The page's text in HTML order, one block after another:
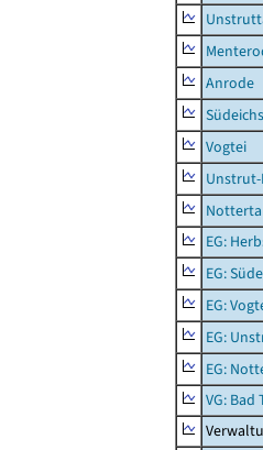
Anrode
Vogtei
EG:
EG:
EG:
EG:
EG:
VG: Bad